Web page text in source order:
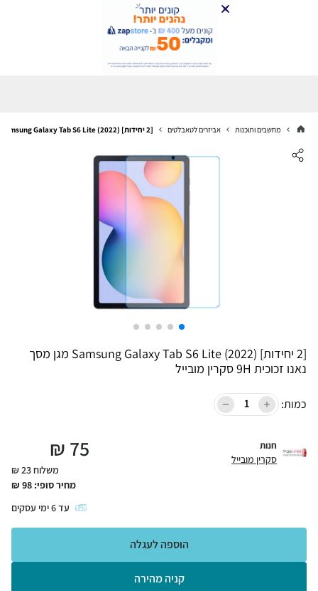
מחשבים ותוכנות אביזרים לטאבלטים [2 יחידות] Samsung Galaxy Tab S6 Lite (2022) מגן מסך נאנו זכוכית 9H סקרין מובייל
[2 יחידות] Samsung Galaxy Tab S6 Lite (2022) מגן מסך
נאנו זכוכית 9H סקרין מובייל
כמות:
חנות
סקרין מובייל 75
₪
משלוח 23 ₪
מחיר סופי: 98
₪
עד6ימי עסקים
קניה מהירה
הוספה לעגלה